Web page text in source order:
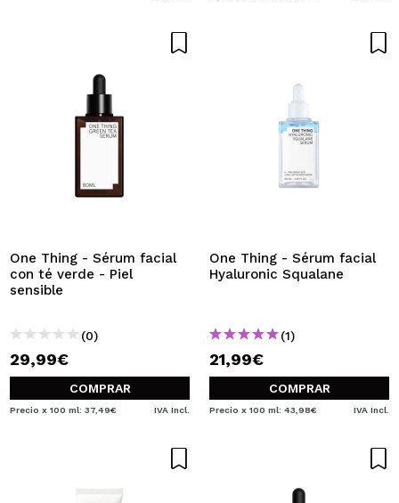
One Thing - Sérum facial
con té verde - Piel
sensible
(0)
29,99€
COMPRAR
Precio x 100 ml: 37,49€ IVA Incl.
One Thing - Sérum facial
Hyaluronic Squalane
(1)
21,99€
COMPRAR
Precio x 100 ml: 43,98€ IVA Incl.